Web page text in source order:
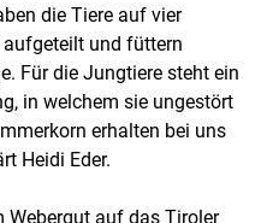
content
die Tiere auf vier
aufgeteilt und füttern
Für die Jungtiere steht ein
in welchem sie ungestört
erhalten bei uns
Heidi Eder.
Webergut auf das Tiroler